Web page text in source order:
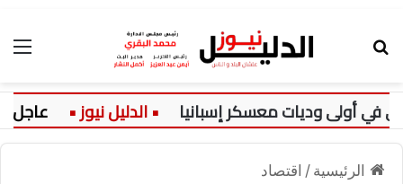
أولى وديات معسكر إسبانيا عاجل:
الرئيسية / اقتصاد